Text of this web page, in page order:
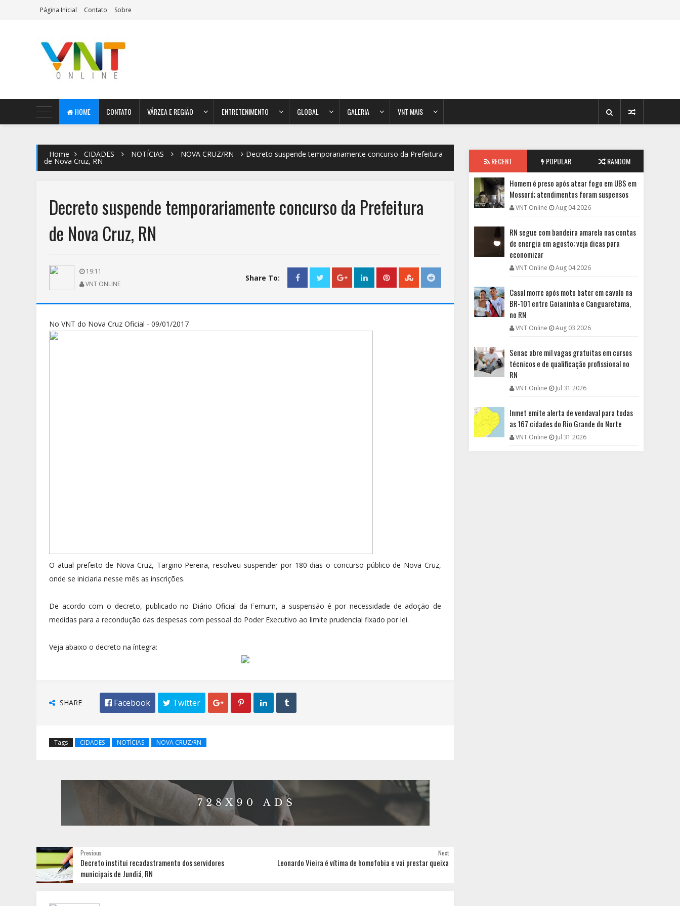
Página Inicial Contato Sobre
AeroMag Blogger Template
HOME CONTATO VÁRZEA E REGIÃO ENTRETENIMENTO GLOBAL GALERIA VNT MAIS
Home CIDADES NOTÍCIAS NOVA CRUZ/RN Decreto suspende temporariamente concurso da Prefeitura
de Nova Cruz, RN
Decreto suspende temporariamente concurso da Prefeitura
de Nova Cruz, RN
19:11
VNT ONLINE
Share To:
No VNT do Nova Cruz Oficial - 09/01/2017
O atual prefeito de Nova Cruz, Targino Pereira, resolveu suspender por 180 dias o concurso público de Nova Cruz,
onde se iniciaria nesse mês as inscrições.
De acordo com o decreto, publicado no Diário Oficial da Femurn, a suspensão é por necessidade de adoção de
medidas para a recondução das despesas com pessoal do Poder Executivo ao limite prudencial fixado por lei.
Veja abaixo o decreto na íntegra:
SHARE  Facebook  Twitter    
Tags CIDADES NOTÍCIAS NOVA CRUZ/RN
Next
Leonardo Vieira é vítima de homofobia e vai prestar queixa
Previous
Decreto institui recadastramento dos servidores
municipais de Jundiá, RN
RECENT POPULAR RANDOM
Homem é preso após atear fogo em UBS em
Mossoró; atendimentos foram suspensos
VNT Online Aug 04 2026
RN segue com bandeira amarela nas contas
de energia em agosto; veja dicas para
economizar
VNT Online Aug 04 2026
Casal morre após moto bater em cavalo na
BR-101 entre Goianinha e Canguaretama,
no RN
VNT Online Aug 03 2026
Senac abre mil vagas gratuitas em cursos
técnicos e de qualificação profissional no
RN
VNT Online Jul 31 2026
Inmet emite alerta de vendaval para todas
as 167 cidades do Rio Grande do Norte
VNT Online Jul 31 2026